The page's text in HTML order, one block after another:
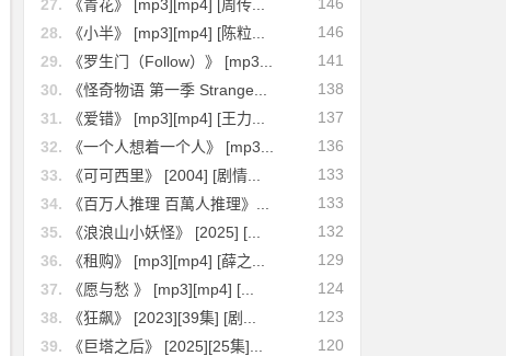
27.
《青花》 [mp3][mp4] [周传...
146
28.
《小半》 [mp3][mp4] [陈粒...
141
29.
《罗生门（Follow）》 [mp3...
138
30.
《怪奇物语 第一季 Strange...
137
31.
《爱错》 [mp3][mp4] [王力...
136
32.
《一个人想着一个人》 [mp3...
133
33.
《可可西里》 [2004] [剧情...
133
34.
《百万人推理 百萬人推理》...
132
35.
《浪浪山小妖怪》 [2025] [...
129
36.
《租购》 [mp3][mp4] [薛之...
124
37.
《愿与愁 》 [mp3][mp4] [...
123
38.
《狂飙》 [2023][39集] [剧...
120
39.
《巨塔之后》 [2025][25集]...